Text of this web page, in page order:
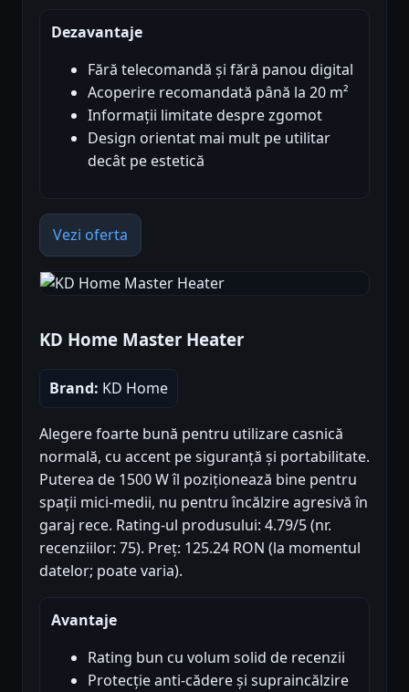
Dezavantaje
Fără telecomandă și fără panou digital
Acoperire recomandată până la 20 m²
Informații limitate despre zgomot
Design orientat mai mult pe utilitar
decât pe estetică
Vezi oferta
KD Home Master Heater
Brand: KD Home
Alegere foarte bună pentru utilizare casnică
normală, cu accent pe siguranță și portabilitate.
Puterea de 1500 W îl poziționează bine pentru
spații mici-medii, nu pentru încălzire agresivă în
garaj rece. Rating-ul produsului: 4.79/5 (nr.
recenziilor: 75). Preț: 125.24 RON (la momentul
datelor; poate varia).
Avantaje
Rating bun cu volum solid de recenzii
Protecție anti-cădere și supraincălzire